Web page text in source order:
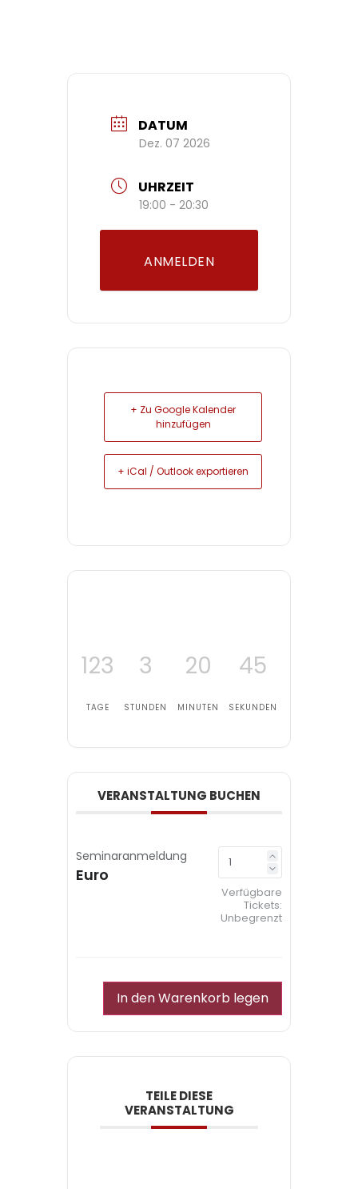
DATUM
Dez. 07 2026
UHRZEIT
19:00 - 20:30
ANMELDEN
+ Zu Google Kalender
hinzufügen
+ iCal / Outlook exportieren
123
TAGE
3
STUNDEN
20
MINUTEN
44
SEKUNDEN
VERANSTALTUNG BUCHEN
Seminaranmeldung
Euro
Verfügbare
Tickets:
Unbegrenzt
In den Warenkorb legen
TEILE DIESE
VERANSTALTUNG